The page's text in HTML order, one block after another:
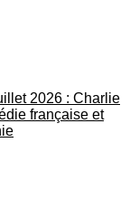
2026 : Charlie
française et